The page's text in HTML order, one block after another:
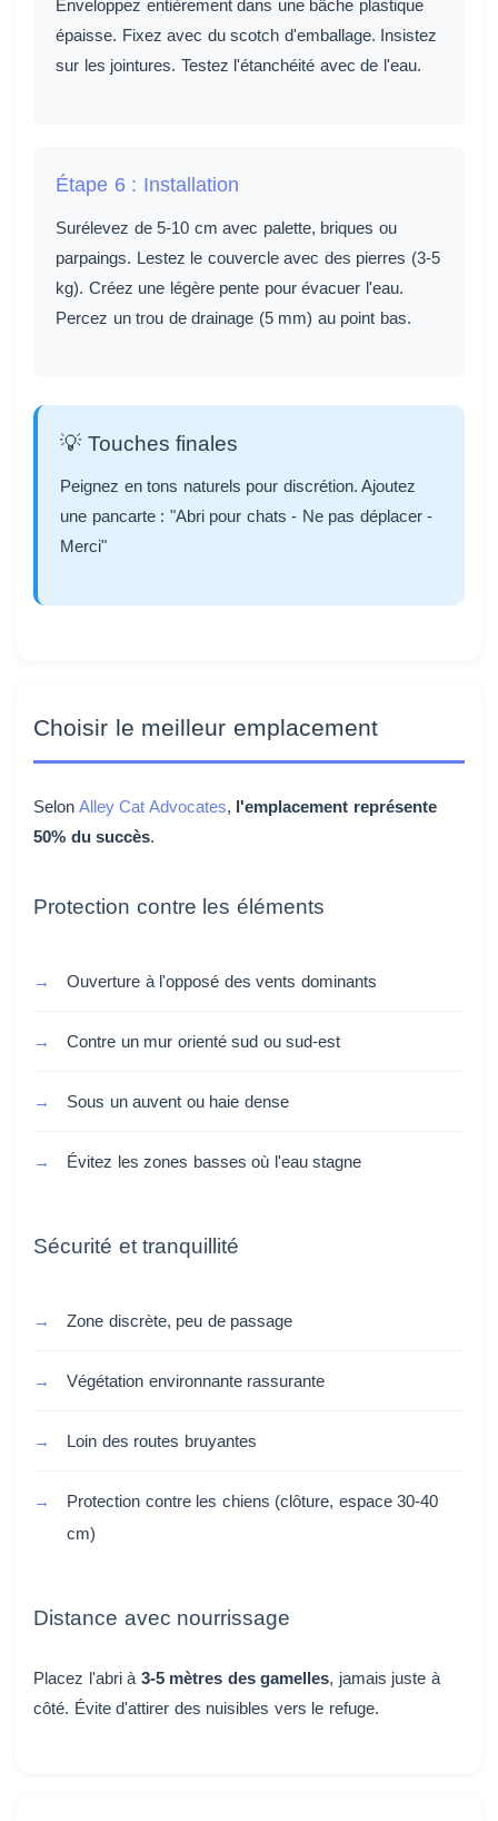
Enveloppez entièrement dans une bâche plastique
épaisse. Fixez avec du scotch d'emballage. Insistez
sur les jointures. Testez l'étanchéité avec de l'eau.
Étape 6 : Installation
Surélevez de 5-10 cm avec palette, briques ou
parpaings. Lestez le couvercle avec des pierres (3-5
kg). Créez une légère pente pour évacuer l'eau.
Percez un trou de drainage (5 mm) au point bas.
💡 Touches finales
Peignez en tons naturels pour discrétion. Ajoutez
une pancarte : "Abri pour chats - Ne pas déplacer -
Merci"
Choisir le meilleur emplacement
Selon Alley Cat Advocates, l'emplacement représente
50% du succès.
Protection contre les éléments
Ouverture à l'opposé des vents dominants
Contre un mur orienté sud ou sud-est
Sous un auvent ou haie dense
Évitez les zones basses où l'eau stagne
Sécurité et tranquillité
Zone discrète, peu de passage
Végétation environnante rassurante
Loin des routes bruyantes
Protection contre les chiens (clôture, espace 30-40
cm)
Distance avec nourrissage
Placez l'abri à 3-5 mètres des gamelles, jamais juste à
côté. Évite d'attirer des nuisibles vers le refuge.